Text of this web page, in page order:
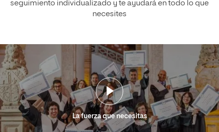
seguimiento individualizado y te ayudará en todo lo que
necesites
La fuerza que necesitas